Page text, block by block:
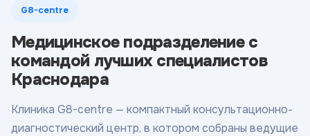
G8-centre
Медицинское подразделение с
командой лучших специалистов
Краснодара
Клиника G8-centre — компактный консультационно-
диагностический центр, в котором собраны ведущие